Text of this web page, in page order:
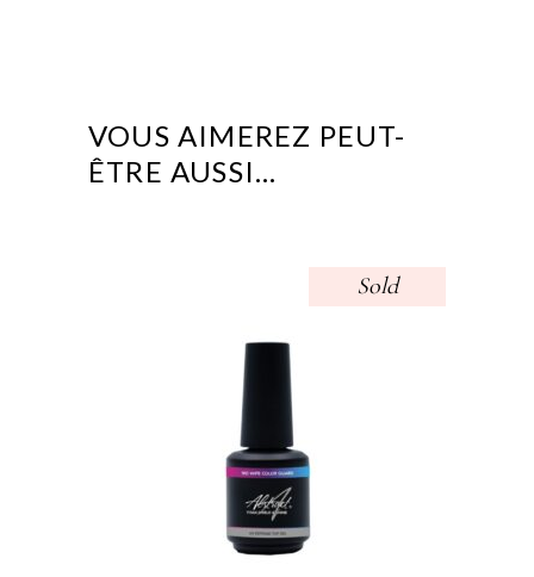
VOUS AIMEREZ PEUT-
ÊTRE AUSSI…
Sold